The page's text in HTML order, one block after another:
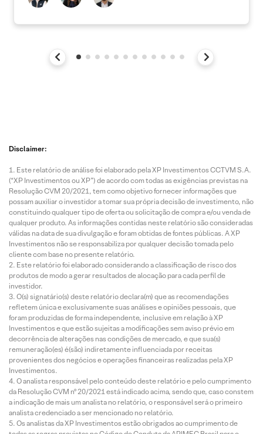
Disclaimer:
Este relatório de análise foi elaborado pela XP Investimentos CCTVM S.A.
(“XP Investimentos ou XP”) de acordo com todas as exigências previstas na
Resolução CVM 20/2021, tem como objetivo fornecer informações que
possam auxiliar o investidor a tomar sua própria decisão de investimento, não
constituindo qualquer tipo de oferta ou solicitação de compra e/ou venda de
qualquer produto. As informações contidas neste relatório são consideradas
válidas na data de sua divulgação e foram obtidas de fontes públicas. A XP
Investimentos não se responsabiliza por qualquer decisão tomada pelo
cliente com base no presente relatório.
Este relatório foi elaborado considerando a classificação de risco dos
produtos de modo a gerar resultados de alocação para cada perfil de
investidor.
O(s) signatário(s) deste relatório declara(m) que as recomendações
refletem única e exclusivamente suas análises e opiniões pessoais, que
foram produzidas de forma independente, inclusive em relação à XP
Investimentos e que estão sujeitas a modificações sem aviso prévio em
decorrência de alterações nas condições de mercado, e que sua(s)
remuneração(es) é(são) indiretamente influenciada por receitas
provenientes dos negócios e operações financeiras realizadas pela XP
Investimentos.
O analista responsável pelo conteúdo deste relatório e pelo cumprimento
da Resolução CVM nº 20/2021 está indicado acima, sendo que, caso constem
a indicação de mais um analista no relatório, o responsável será o primeiro
analista credenciado a ser mencionado no relatório.
Os analistas da XP Investimentos estão obrigados ao cumprimento de